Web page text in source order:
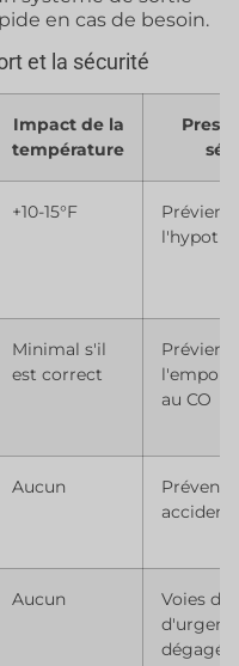
en cas de besoin.
et la sécurité
Impact de la
température
+10-15°F
Prévient
Minimal s'il
est correct
Prévient
au CO
Aucun
Prévenir
Aucun
Voies